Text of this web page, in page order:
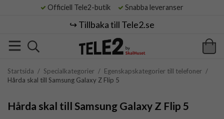
Officiell Tele2-butik Snabba leveranser
↪️ Tillbaka till Tele2.se
Startsida / Specialkategorier / Egenskapskategorier till telefoner /
Hårda skal till Samsung Galaxy Z Flip 5
Hårda skal till Samsung Galaxy Z Flip 5